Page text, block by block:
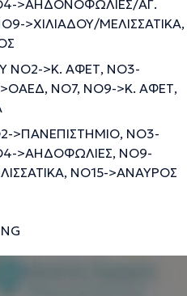
>ΑΗΔΟΝΟΦΩΛΙΕΣ/ΑΓ.
>ΧΙΛΙΑΔΟΥ/ΜΕΛΙΣΣΑΤΙΚΑ,
ΝΟ2->Κ. ΑΦΕΤ, NΟ3-
ΝΟ7, ΝΟ9->Κ. ΑΦΕΤ,
>ΠΑΝΕΠΙΣΤΗΜΙΟ, ΝΟ3-
>ΑΗΔΟΦΩΛΙΕΣ, ΝΟ9-
ΝΟ15->ΑΝΑΥΡΟΣ